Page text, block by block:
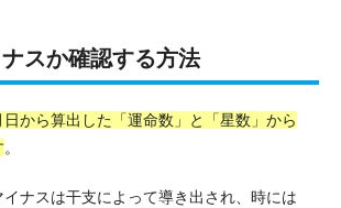
スか確認する方法
日から算出した「運命数」と「星数」から
。
ナスは干支によって導き出され、時には